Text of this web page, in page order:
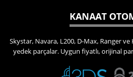
KANAAT
Skystar, Navara, L200, D-Max, Ranger
yedek parçalar. Uygun fiyatlı, orijinal